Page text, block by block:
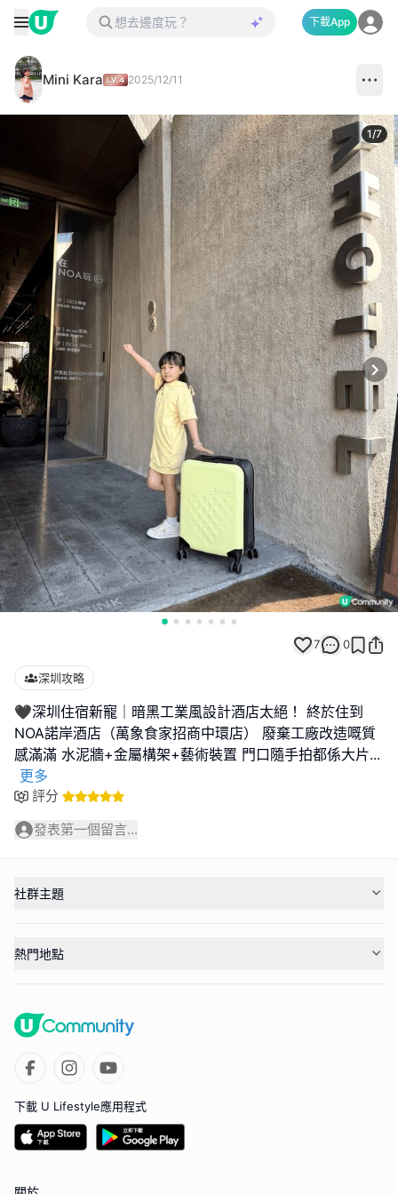
下載App
Mini Kara 2025/12/11
1/7
7 0
深圳攻略
🖤深圳住宿新寵｜暗黑工業風設計酒店太絕！ 終於住到
NOA諾岸酒店（萬象食家招商中環店） 廢棄工廠改造嘅質
感滿滿 水泥牆+金屬構架+藝術裝置 門口隨手拍都係大片...
更多
評分
發表第一個留言...
社群主題
熱門地點
下載 U Lifestyle應用程式